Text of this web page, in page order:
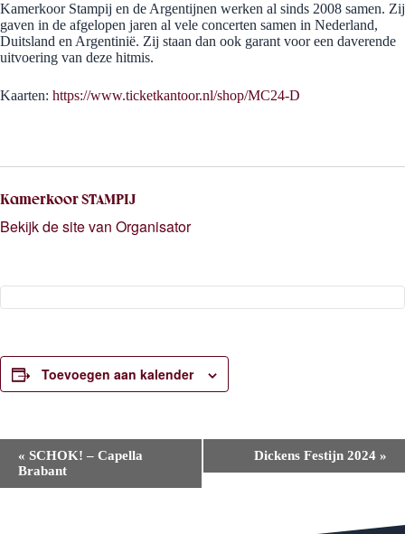
Kamerkoor Stampij en de Argentijnen werken al sinds 2008 samen. Zij
gaven in de afgelopen jaren al vele concerten samen in Nederland,
Duitsland en Argentinië. Zij staan dan ook garant voor een daverende
uitvoering van deze hitmis.
Kaarten: https://www.ticketkantoor.nl/shop/MC24-D
Kamerkoor STAMPIJ
Bekijk de site van Organisator
Toevoegen aan kalender
n
« SCHOK! – Capella
Brabant
Dickens Festijn 2024 »